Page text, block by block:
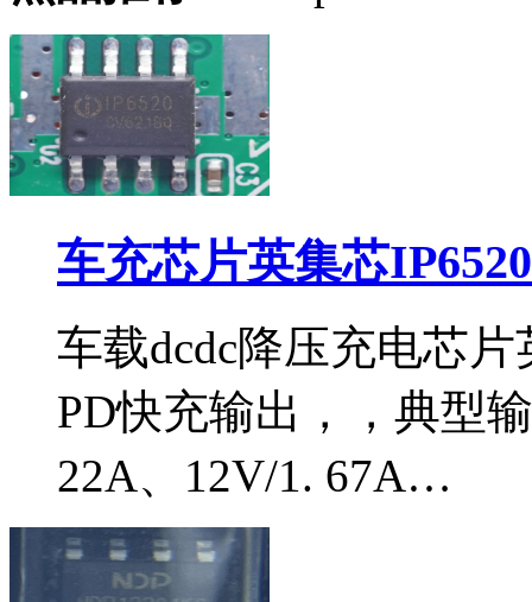
车充芯片英集芯
车载dcdc降压充电芯
PD快充输出，，典型
22A、12V/1. 67A…